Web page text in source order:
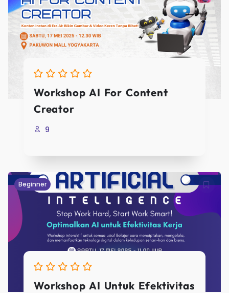
Workshop AI For Content
Creator
9
Beginner
Workshop AI Untuk Efektivitas